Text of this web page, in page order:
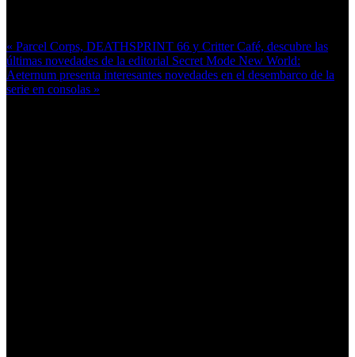
« Parcel Corps, DEATHSPRINT 66 y Critter Café, descubre las
últimas novedades de la editorial Secret Mode New World:
Aeternum presenta interesantes novedades en el desembarco de la
serie en consolas »